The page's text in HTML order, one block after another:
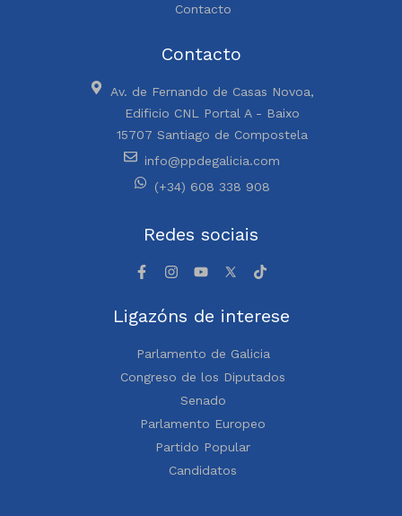
Contacto
Contacto
Av. de Fernando de Casas Novoa,
Edificio CNL Portal A - Baixo
15707 Santiago de Compostela
info@ppdegalicia.com
(+34) 608 338 908
Redes sociais
Ligazóns de interese
Parlamento de Galicia
Congreso de los Diputados
Senado
Parlamento Europeo
Partido Popular
Candidatos